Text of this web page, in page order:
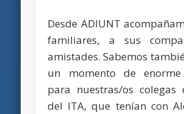
Desde ADIUNT
familiares, a sus
amistades. Sabemos
un momento de enorme
para nuestras/os colegas
del ITA, que tenían con